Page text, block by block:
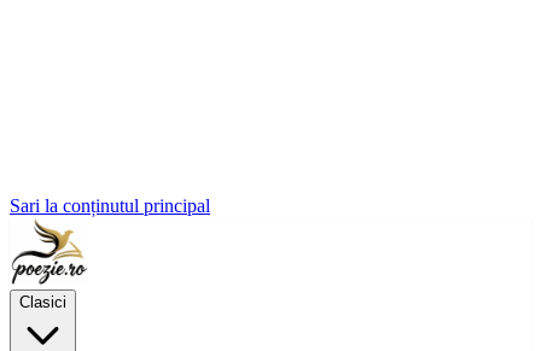
Sari la conținutul principal
Clasici